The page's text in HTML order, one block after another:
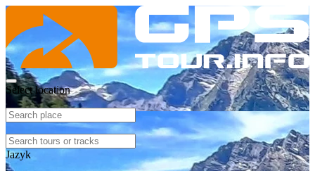
Select location
Jazyk